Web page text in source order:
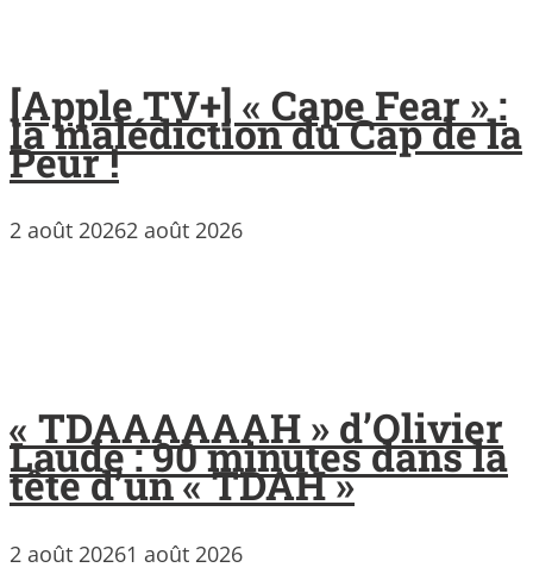
[Apple TV+] « Cape Fear » :
la malédiction du Cap de la
Peur !
2 août 20262 août 2026
« TDAAAAAAH » d’Olivier
Laude : 90 minutes dans la
tête d’un « TDAH »
2 août 20261 août 2026